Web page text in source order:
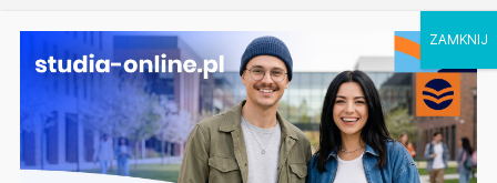
Ostatnie
wpisy:
Elektroniczne przetwarzanie informacji w
Krakowie
Prawo w Łomży
Pedagogika przedszkolna i wczesnoszkolna w
Skierniewicach
Kosmetologia w Opolu